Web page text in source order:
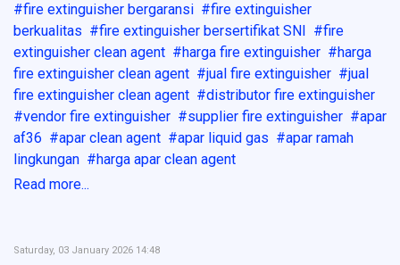
fire extinguisher bergaransi
fire extinguisher
berkualitas
fire extinguisher bersertifikat SNI
fire
extinguisher clean agent
harga fire extinguisher
harga
fire extinguisher clean agent
jual fire extinguisher
jual
fire extinguisher clean agent
distributor fire extinguisher
vendor fire extinguisher
supplier fire extinguisher
apar
af36
apar clean agent apar liquid gas
apar ramah
lingkungan
harga apar clean agent
Read more...
Saturday, 03 January 2026 14:48